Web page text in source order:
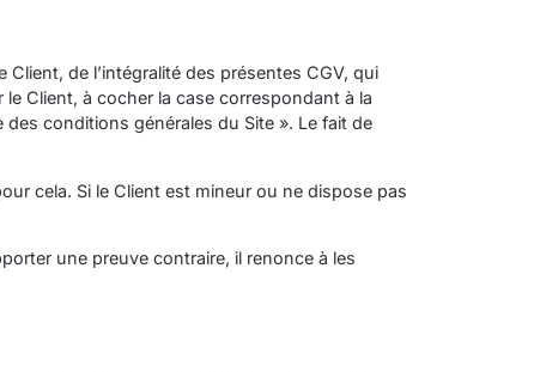
Client, de l’intégralité des présentes CGV, qui
Client, à cocher la case correspondant à la
des conditions générales du Site ». Le fait de
cela. Si le Client est mineur ou ne dispose pas
une preuve contraire, il renonce à les